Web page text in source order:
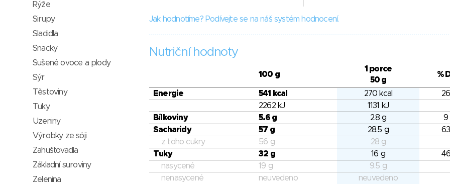
Jak hodnotíme? Podívejte se na náš systém hodnocení.
Nutriční hodnoty
100 g
1 porce
50 g
%
Energie 541 kcal 270 kcal
2262 kJ
1131 kJ
Bílkoviny
5.6 g 2.8 g
9
Sacharidy
57 g 28.5 g
z toho cukry
56 g
28 g
Tuky
32 g 16 g
nasycené
19 g
9.5 g
nenasycené
neuvedeno
neuvedeno
Rýže
Sirupy
Sladidla
Snacky
Sušené ovoce a plody
Sýr
Těstoviny
Tuky
Uzeniny
Výrobky ze sóji
Zahušťovadla
Základní suroviny
Zelenina